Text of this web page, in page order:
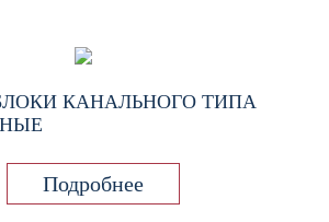
КАНАЛЬНОГО ТИПА
Подробнее